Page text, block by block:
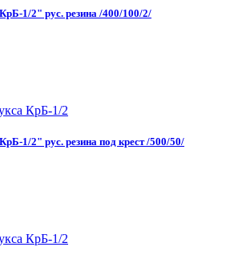
1/2" рус. резина /400/100/2/
1/2" рус. резина под крест /500/50/